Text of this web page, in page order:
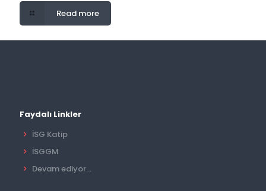
Read more
Faydalı Linkler
İSG Katip
İSGGM
Devam ediyor...